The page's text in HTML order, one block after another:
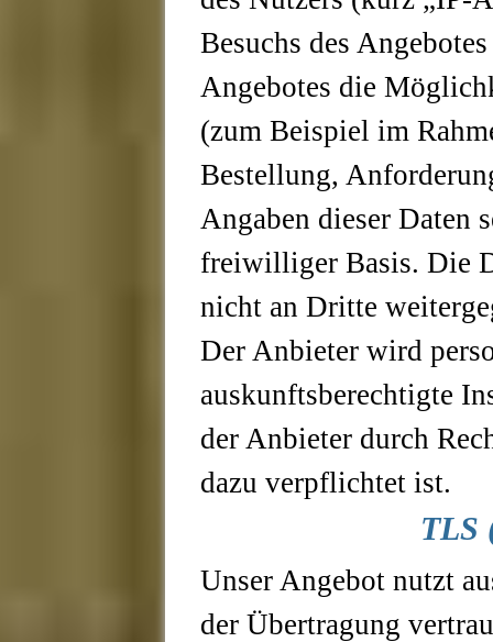
Besuchs des
Angebotes die
(zum Beispiel im
Bestellung,
Angaben dieser Daten
freiwilliger Basis. Die
nicht an Dritte
Der Anbieter wird
auskunftsberechtigte
der Anbieter durch
dazu verpflichtet ist.
TLS
Unser Angebot nutzt
der Übertragung